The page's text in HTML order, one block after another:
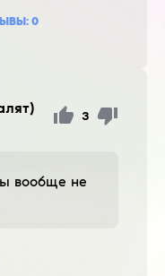
0
3
вообще не